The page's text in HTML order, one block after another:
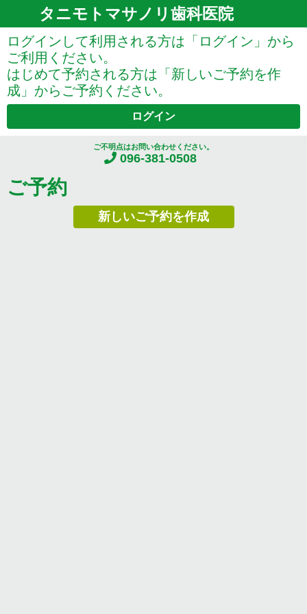
タニモトマサノリ歯科医院
ご不明点はお問い合わせください。
096-381-0508
ログインして利用される方は「ログイン」から
ご利用ください。
はじめて予約される方は「新しいご予約を作
成」からご予約ください。
ログイン
ご予約